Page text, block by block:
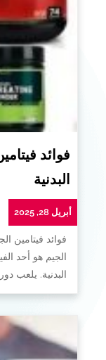
فوائد
البدنية
أبريل 28, 2025
فوائد فيتامين
الجيم هو أحد
البدنية. يلعب